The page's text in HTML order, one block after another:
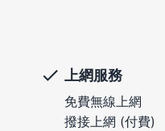
上網服務
免費無線上網
撥接上網 (付費)